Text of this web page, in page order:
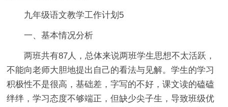
九年级语文教学工作计划5
一、基本情况分析
两班共有87人，总体来说两班学生思想不太活跃，
不能向老师大胆地提出自己的看法与见解。学生的学习
积极性不是很高，基础差，字写的不好，课文读的磕磕
绊绊，学习态度不够端正，但缺少尖子生，导致班级优